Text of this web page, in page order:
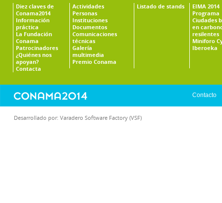
Diez claves de
Conama2014
Información
práctica
La Fundación
Conama
Patrocinadores
¿Quiénes nos
apoyan?
Contacta
Actividades
Personas
Instituciones
Documentos
Comunicaciones
técnicas
Galería
multimedia
Premio Conama
Listado de stands
EIMA 2014
Programa
Ciudades
en
resilentes
Miniforo
Iberoeka
Contacto
Desarrollado por: Varadero Software Factory (VSF)